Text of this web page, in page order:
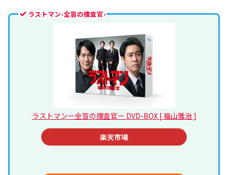
ラストマン-全盲の捜査官-
ラストマンー全盲の捜査官ー DVD-BOX [ 福山雅治 ]
楽天市場